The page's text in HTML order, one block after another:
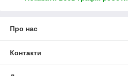
Про нас
Контакти